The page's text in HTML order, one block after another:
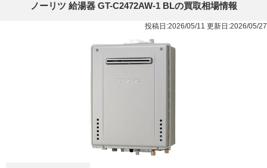
ノーリツ 給湯器 GT-C2472AW-1 BLの買取相場情報
投稿日:2026/05/11 更新日:2026/05/27